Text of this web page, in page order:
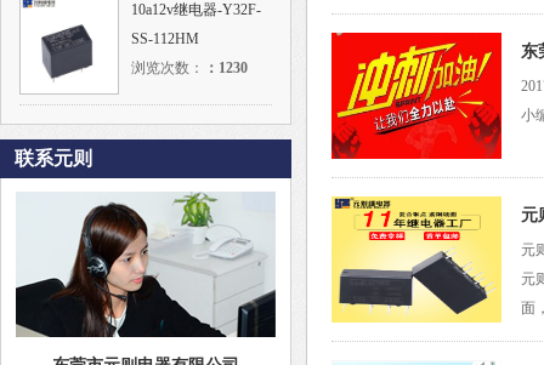
10a12v继电器-Y32F-
SS-112HM
浏览次数：
： 1230
联系元则
东
小
元
元
元
面